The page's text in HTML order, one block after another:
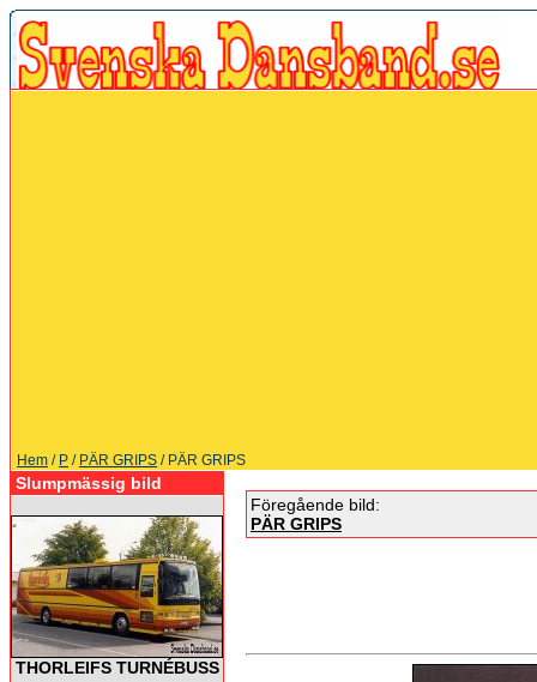
Hem / P / PÄR GRIPS / PÄR GRIPS
Slumpmässig bild
THORLEIFS TURNÉBUSS
Föregående bild:
PÄR GRIPS